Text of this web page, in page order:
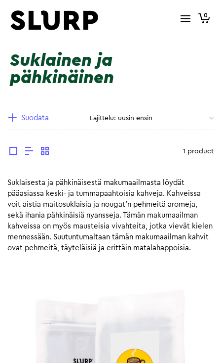
0
Suklainen ja
pähkinäinen
Suodata
1 product
Suklaisesta ja pähkinäisestä makumaailmasta löydät
pääasiassa keski- ja tummapaahtoisia kahveja. Kahveissa
voit aistia maitosuklaisia ja nougat’n pehmeitä aromeja,
sekä ihania pähkinäisiä nyansseja. Tämän makumaailman
kahveissa on myös mausteisia vivahteita, jotka vievät kielen
mennessään. Suutuntumaltaan tämän makumaailman kahvit
ovat pehmeitä, täyteläisiä ja erittäin matalahappoisia.